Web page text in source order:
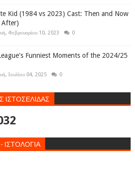
Kid (1984 vs 2023) Cast: Then and Now
After)
Φεβρουαρίου 10, 2023 0
Funniest Moments of the 2024/25
Ιουλίου 04, 2025 0
ΙΣΤΟΛΟΓΙΑ